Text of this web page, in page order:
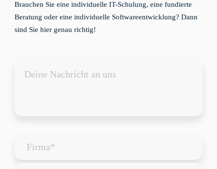
Brauchen Sie eine individuelle IT-Schulung, eine fundierte
Beratung oder eine individuelle Softwareentwicklung? Dann
sind Sie hier genau richtig!